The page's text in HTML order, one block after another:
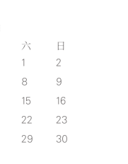
六 日
1
2
8
9
15
16
22
23
29
30